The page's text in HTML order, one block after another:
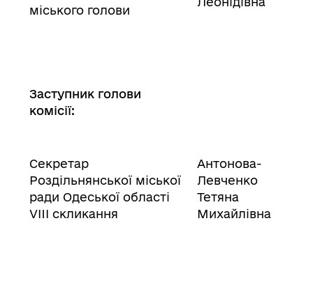
міського голови
Заступник голови
комісії:
Секретар
Роздільнянської міської
ради Одеської області
VIII скликання
Антонова-
Левченко
Тетяна
Михайлівна